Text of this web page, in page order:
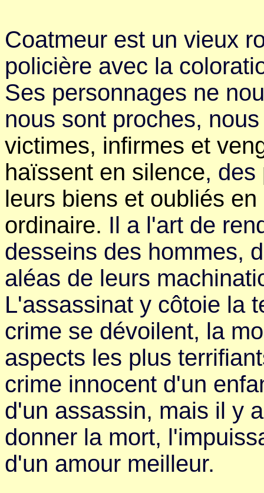
Coatmeur est un vieux
policière avec la
Ses personnages ne
nous sont proches,
victimes, infirmes et
haïssent en silence, des
leurs biens et oubliés
ordinaire. Il a l'art de
desseins des hommes,
aléas de leurs
L'assassinat y côtoie la
crime se dévoilent, la
aspects les plus
crime innocent d'un
d'un assassin, mais il y
donner la mort,
d'un amour meilleur.